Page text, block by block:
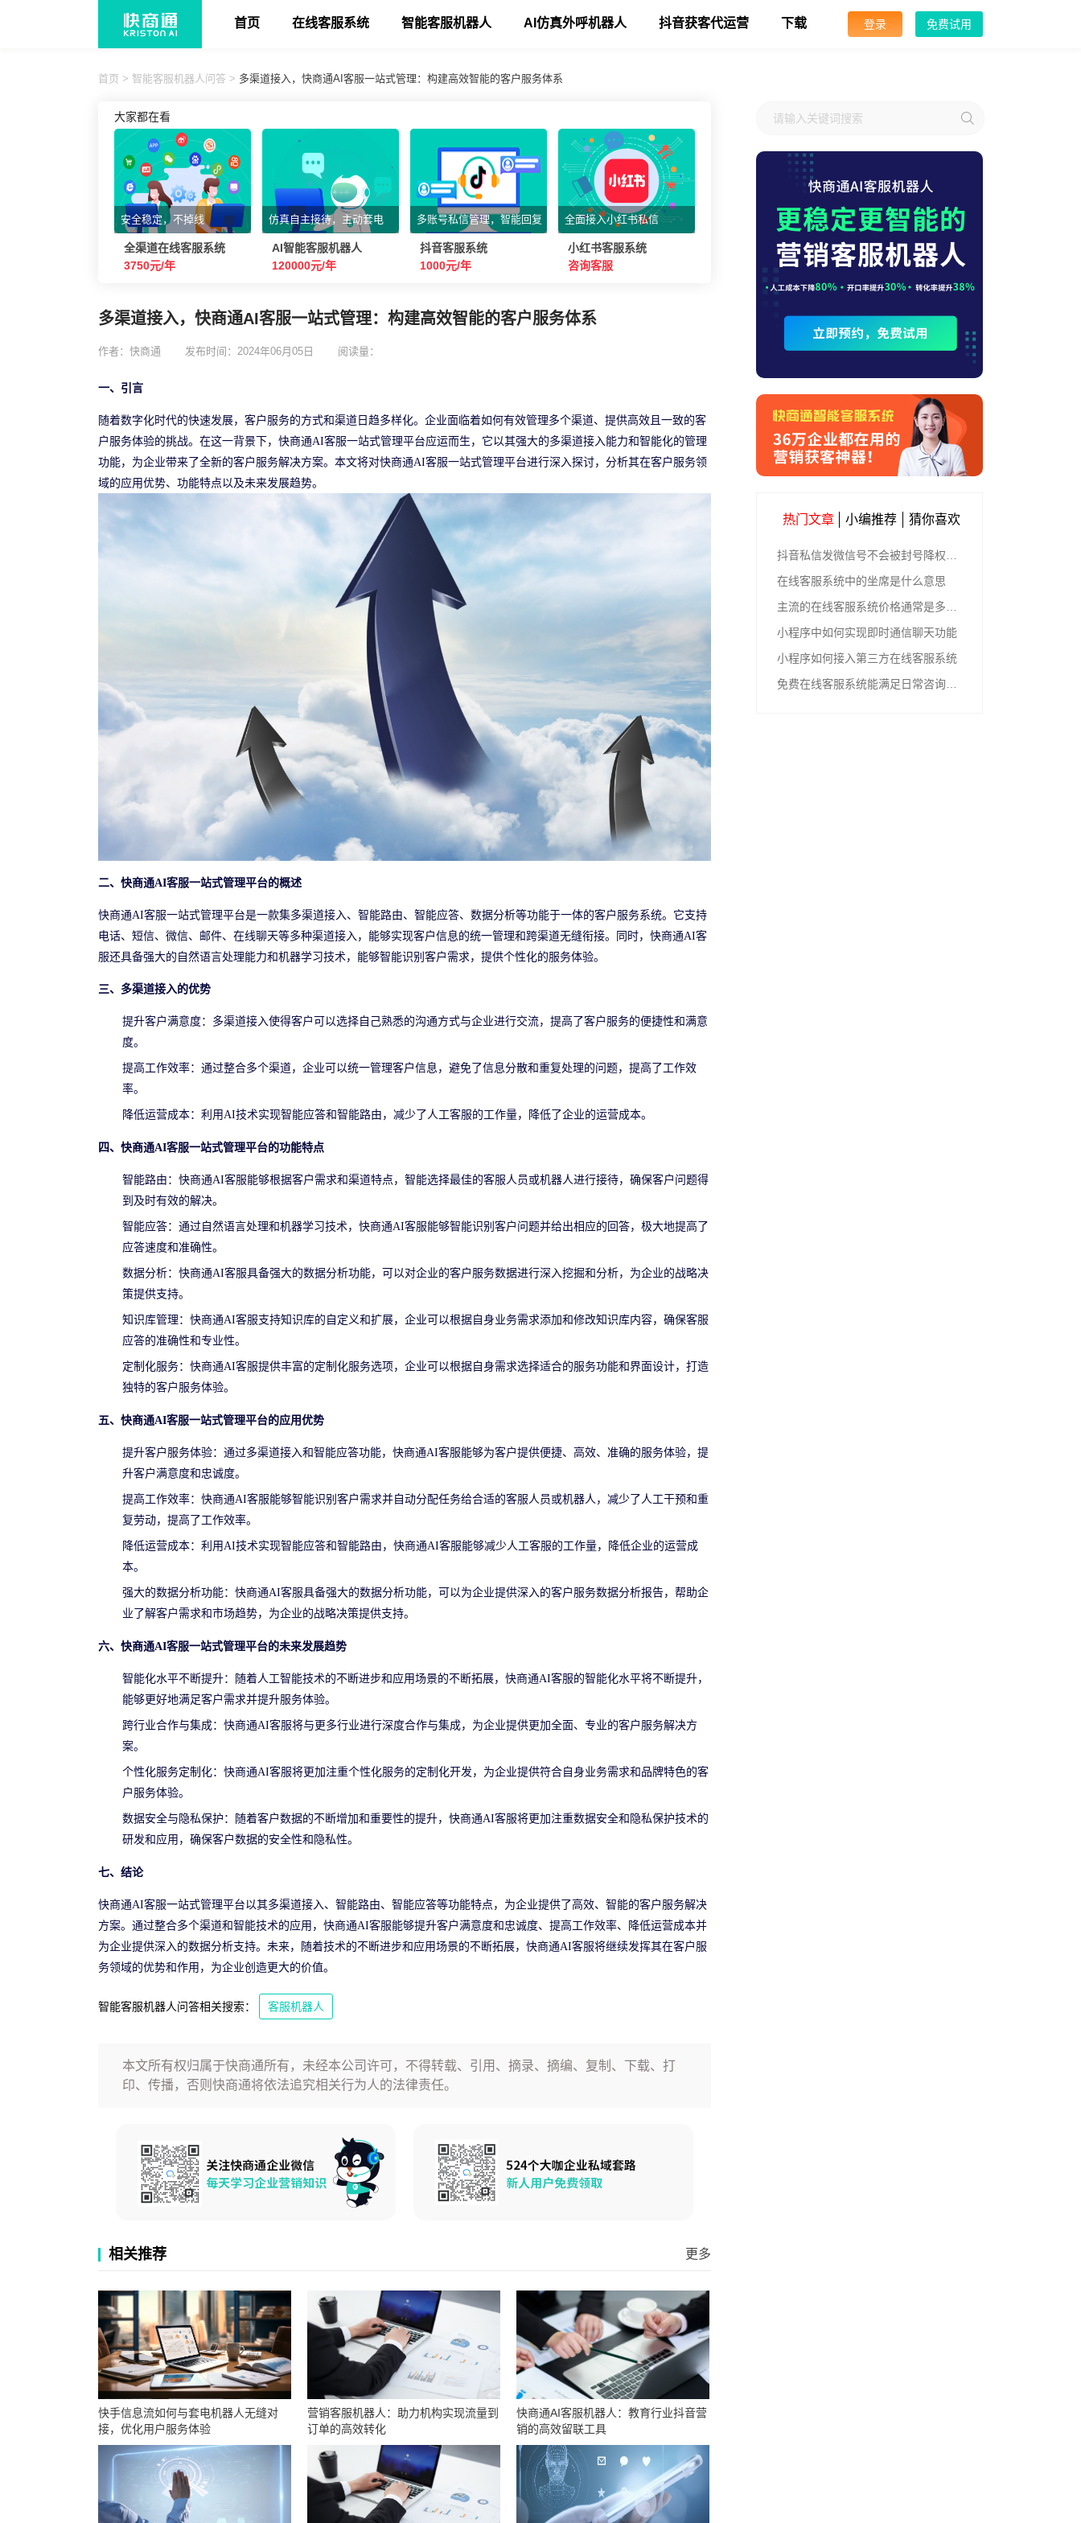
首页 在线客服系统 智能客服机器人 AI仿真外呼机器人 抖音获客代运营 下载 登录 免费试用
首页 > 智能客服机器人问答 > 多渠道接入，快商通AI客服一站式管理：构建高效智能的客户服务体系
大家都在看
安全稳定，不掉线
全渠道在线客服系统
3750元/年
仿真自主接待，主动套电
AI智能客服机器人
120000元/年
多账号私信管理，智能回复
抖音客服系统
1000元/年
全面接入小红书私信
小红书客服系统
咨询客服
多渠道接入，快商通AI客服一站式管理：构建高效智能的客户服务体系
作者：快商通 发布时间：2024年06月05日 阅读量：
一、引言
随着数字化时代的快速发展，客户服务的方式和渠道日趋多样化。企业面临着如何有效管理多个渠道、提供高效且一致的客
户服务体验的挑战。在这一背景下，快商通AI客服一站式管理平台应运而生，它以其强大的多渠道接入能力和智能化的管理
功能，为企业带来了全新的客户服务解决方案。本文将对快商通AI客服一站式管理平台进行深入探讨，分析其在客户服务领
域的应用优势、功能特点以及未来发展趋势。
二、快商通AI客服一站式管理平台的概述
快商通AI客服一站式管理平台是一款集多渠道接入、智能路由、智能应答、数据分析等功能于一体的客户服务系统。它支持
电话、短信、微信、邮件、在线聊天等多种渠道接入，能够实现客户信息的统一管理和跨渠道无缝衔接。同时，快商通AI客
服还具备强大的自然语言处理能力和机器学习技术，能够智能识别客户需求，提供个性化的服务体验。
三、多渠道接入的优势
提升客户满意度：多渠道接入使得客户可以选择自己熟悉的沟通方式与企业进行交流，提高了客户服务的便捷性和满意
度。
提高工作效率：通过整合多个渠道，企业可以统一管理客户信息，避免了信息分散和重复处理的问题，提高了工作效
率。
降低运营成本：利用AI技术实现智能应答和智能路由，减少了人工客服的工作量，降低了企业的运营成本。
四、快商通AI客服一站式管理平台的功能特点
智能路由：快商通AI客服能够根据客户需求和渠道特点，智能选择最佳的客服人员或机器人进行接待，确保客户问题得
到及时有效的解决。
智能应答：通过自然语言处理和机器学习技术，快商通AI客服能够智能识别客户问题并给出相应的回答，极大地提高了
应答速度和准确性。
数据分析：快商通AI客服具备强大的数据分析功能，可以对企业的客户服务数据进行深入挖掘和分析，为企业的战略决
策提供支持。
知识库管理：快商通AI客服支持知识库的自定义和扩展，企业可以根据自身业务需求添加和修改知识库内容，确保客服
应答的准确性和专业性。
定制化服务：快商通AI客服提供丰富的定制化服务选项，企业可以根据自身需求选择适合的服务功能和界面设计，打造
独特的客户服务体验。
五、快商通AI客服一站式管理平台的应用优势
提升客户服务体验：通过多渠道接入和智能应答功能，快商通AI客服能够为客户提供便捷、高效、准确的服务体验，提
升客户满意度和忠诚度。
提高工作效率：快商通AI客服能够智能识别客户需求并自动分配任务给合适的客服人员或机器人，减少了人工干预和重
复劳动，提高了工作效率。
降低运营成本：利用AI技术实现智能应答和智能路由，快商通AI客服能够减少人工客服的工作量，降低企业的运营成
本。
强大的数据分析功能：快商通AI客服具备强大的数据分析功能，可以为企业提供深入的客户服务数据分析报告，帮助企
业了解客户需求和市场趋势，为企业的战略决策提供支持。
六、快商通AI客服一站式管理平台的未来发展趋势
智能化水平不断提升：随着人工智能技术的不断进步和应用场景的不断拓展，快商通AI客服的智能化水平将不断提升，
能够更好地满足客户需求并提升服务体验。
跨行业合作与集成：快商通AI客服将与更多行业进行深度合作与集成，为企业提供更加全面、专业的客户服务解决方
案。
个性化服务定制化：快商通AI客服将更加注重个性化服务的定制化开发，为企业提供符合自身业务需求和品牌特色的客
户服务体验。
数据安全与隐私保护：随着客户数据的不断增加和重要性的提升，快商通AI客服将更加注重数据安全和隐私保护技术的
研发和应用，确保客户数据的安全性和隐私性。
七、结论
快商通AI客服一站式管理平台以其多渠道接入、智能路由、智能应答等功能特点，为企业提供了高效、智能的客户服务解决
方案。通过整合多个渠道和智能技术的应用，快商通AI客服能够提升客户满意度和忠诚度、提高工作效率、降低运营成本并
为企业提供深入的数据分析支持。未来，随着技术的不断进步和应用场景的不断拓展，快商通AI客服将继续发挥其在客户服
务领域的优势和作用，为企业创造更大的价值。
智能客服机器人问答相关搜索： 客服机器人
本文所有权归属于快商通所有，未经本公司许可，不得转载、引用、摘录、摘编、复制、下载、打
印、传播，否则快商通将依法追究相关行为人的法律责任。
相关推荐 更多
快手信息流如何与套电机器人无缝对
接，优化用户服务体验
营销客服机器人：助力机构实现流量到
订单的高效转化
快商通AI客服机器人：教育行业抖音营
销的高效留联工具
热门文章 小编推荐 猜你喜欢
在线客服系统中的坐席是什么意思
小程序中如何实现即时通信聊天功能
小程序如何接入第三方在线客服系统